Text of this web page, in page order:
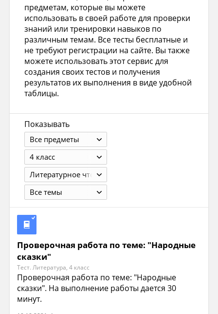
предметам, которые вы можете
использовать в своей работе для проверки
знаний или тренировки навыков по
различным темам. Все тесты бесплатные и
не требуют регистрации на сайте. Вы также
можете использовать этот сервис для
создания своих тестов и получения
результатов их выполнения в виде удобной
таблицы.
Показывать
Все предметы
4 класс
Литературное чтение. 4 класс. В 2 ч. Ч. 1. Кац Э.Э. М.: 2009 - Ч.1 - 176с.
Все темы
Проверочная работа по теме: "Народные
сказки"
Тест. Литература, 4 класс
Проверочная работа по теме: "Народные
сказки". На выполнение работы дается 30
минут.